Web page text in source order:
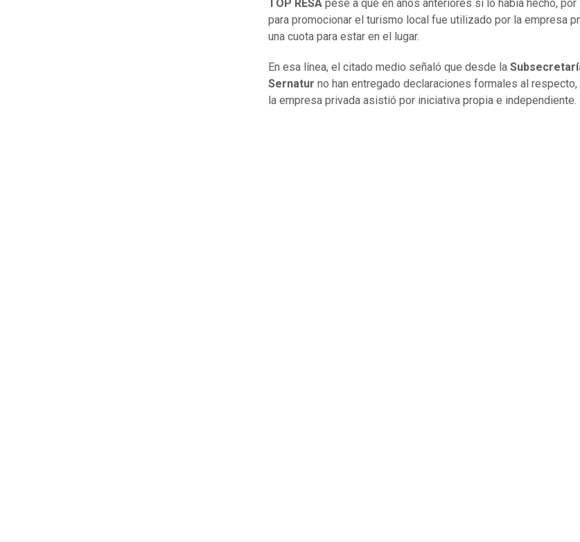
TOP RESA pese a que en años anteriores sí lo había hecho,
para promocionar el turismo local fue utilizado por la empresa
una cuota para estar en el lugar.
En esa línea, el citado medio señaló que desde la
Sernatur no han entregado declaraciones formales al
la empresa privada asistió por iniciativa propia e independiente.